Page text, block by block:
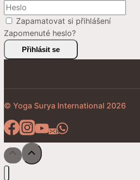
Zapamatovat si přihlášení
Zapomenuté heslo?
Přihlásit se
© Yoga Surya International 2026